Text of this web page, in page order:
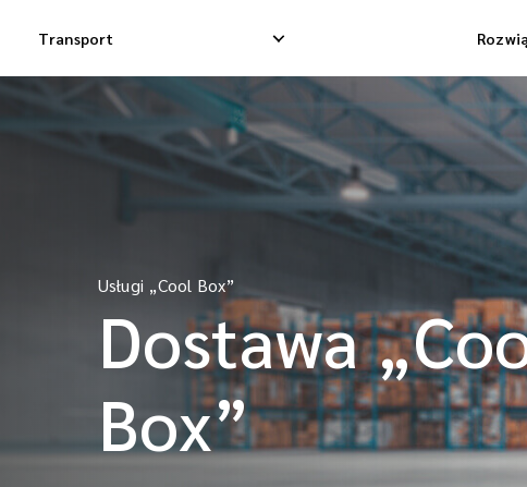
Transport
Krajowa Dostawa Ekspresowa
Krajowa Dostawa Towarowa
Międzynarodowa
Międzynarodowa
Międzynarodowa
Usługi „Cool Box”
Dostawa
Box”